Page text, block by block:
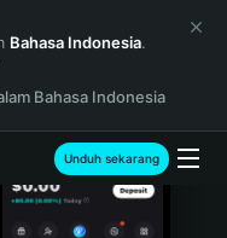
Bahasa Indonesia.
Bahasa Indonesia
Unduh sekarang